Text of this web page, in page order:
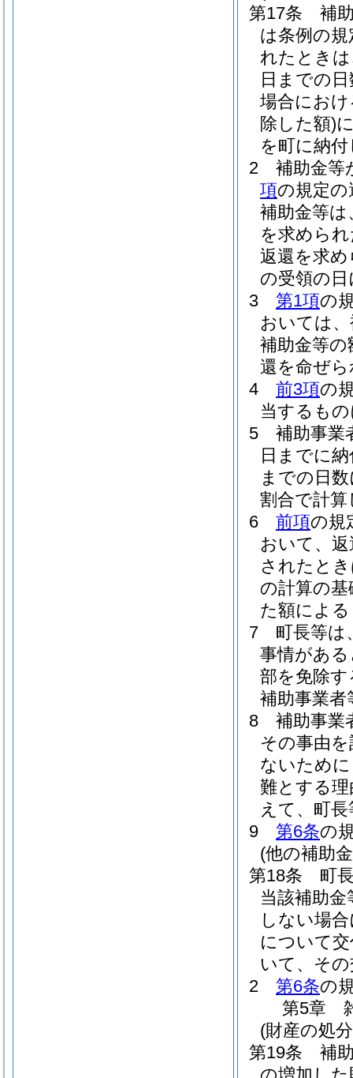
第17条
補
は条例の
れたとき
日までの
場合にお
除した額)
を町に納
2
補助金等
項の規定
補助金等
を求めら
返還を求
の受領の
3
第1項の
おいては
補助金等
還を命ぜ
4
前3項の
当するも
5
補助事業
日までに
までの日
割合で計
6
前項の規
おいて、
されたと
の計算の
た額によ
7
町長等は
事情があ
部を免除
補助事業
8
補助事業
その事由
ないため
難とする
えて、町
9
第6条の
(他の補助
第18条
町
当該補助
しない場
について
いて、そ
2
第6条の
第5章
(財産の処
第19条
補